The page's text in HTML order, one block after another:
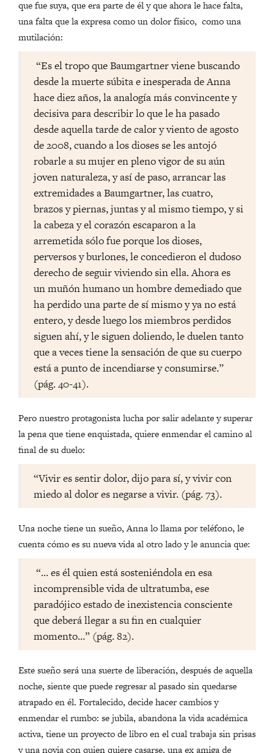
que fue suya, que era parte de él y que ahora le hace falta,
una falta que la expresa como un dolor físico, como una
mutilación:
“Es el tropo que Baumgartner viene buscando
desde la muerte súbita e inesperada de Anna
hace diez años, la analogía más convincente y
decisiva para describir lo que le ha pasado
desde aquella tarde de calor y viento de agosto
de 2008, cuando a los dioses se les antojó
robarle a su mujer en pleno vigor de su aún
joven naturaleza, y así de paso, arrancar las
extremidades a Baumgartner, las cuatro,
brazos y piernas, juntas y al mismo tiempo, y si
la cabeza y el corazón escaparon a la
arremetida sólo fue porque los dioses,
perversos y burlones, le concedieron el dudoso
derecho de seguir viviendo sin ella. Ahora es
un muñón humano un hombre demediado que
ha perdido una parte de sí mismo y ya no está
entero, y desde luego los miembros perdidos
siguen ahí, y le siguen doliendo, le duelen tanto
que a veces tiene la sensación de que su cuerpo
está a punto de incendiarse y consumirse.”
(pág. 40-41).
Pero nuestro protagonista lucha por salir adelante y superar
la pena que tiene enquistada, quiere enmendar el camino al
final de su duelo:
“Vivir es sentir dolor, dijo para sí, y vivir con
miedo al dolor es negarse a vivir. (pág. 73).
Una noche tiene un sueño, Anna lo llama por teléfono, le
cuenta cómo es su nueva vida al otro lado y le anuncia que:
“… es él quien está sosteniéndola en esa
incomprensible vida de ultratumba, ese
paradójico estado de inexistencia consciente
que deberá llegar a su fin en cualquier
momento…” (pág. 82).
Este sueño será una suerte de liberación, después de aquella
noche, siente que puede regresar al pasado sin quedarse
atrapado en él. Fortalecido, decide hacer cambios y
enmendar el rumbo: se jubila, abandona la vida académica
activa, tiene un proyecto de libro en el cual trabaja sin prisas
y una novia con quien quiere casarse, una ex amiga de